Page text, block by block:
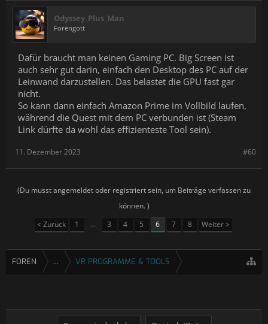
Odyssey_Plus_Man
Forengott
Dafür braucht man keinen Gaming PC. Big Screen ist
auch sehr gut darin, einfach den Desktop des PC auf der
Leinwand darzustellen. Das belastet die GPU fast gar
nicht.
So kann dann einfach Amazon Prime im Vollbild laufen,
während die Quest mit dem PC verbunden ist (Steam
Link dürfte da wohl das effizienteste Tool sein).
#60
11. Dezember 2023
(Du musst angemeldet oder registriert sein, um Beiträge verfassen zu
können. )
< Zurück
1 ← 3 4 5 6 7 8 Weiter >
FOREN ... VR PROGRAMME & TOOLS